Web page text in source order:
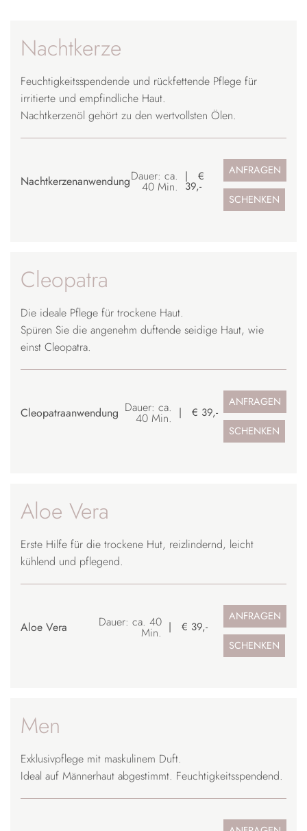
Nachtkerze
Feuchtigkeitsspendende und rückfettende Pflege für
irritierte und empfindliche Haut.
Nachtkerzenöl gehört zu den wertvollsten Ölen.
NachtkerzenanwendungDauer: ca.
40 Min.
€
39,-
ANFRAGEN
SCHENKEN
Cleopatra
Die ideale Pflege für trockene Haut.
Spüren Sie die angenehm duftende seidige Haut, wie
einst Cleopatra.
Cleopatraanwendung Dauer: ca.
40 Min. € 39,-
ANFRAGEN
SCHENKEN
Aloe Vera
Erste Hilfe für die trockene Hut, reizlindernd, leicht
kühlend und pflegend.
Aloe Vera Dauer: ca. 40
Min. € 39,-
ANFRAGEN
SCHENKEN
Men
Exklusivpflege mit maskulinem Duft.
Ideal auf Männerhaut abgestimmt. Feuchtigkeitsspendend.